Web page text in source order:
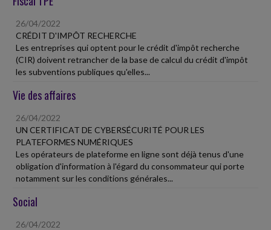
26/04/2022
CRÉDIT D'IMPÔT RECHERCHE
Les entreprises qui optent pour le crédit d'impôt recherche
(CIR) doivent retrancher de la base de calcul du crédit d'impôt
les subventions publiques qu'elles...
Vie des affaires
26/04/2022
UN CERTIFICAT DE CYBERSÉCURITÉ POUR LES
PLATEFORMES NUMÉRIQUES
Les opérateurs de plateforme en ligne sont déjà tenus d'une
obligation d'information à l'égard du consommateur qui porte
notamment sur les conditions générales...
Social
26/04/2022